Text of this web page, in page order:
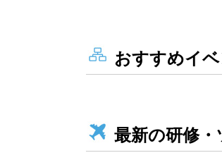
おすすめイ
最新の研修・